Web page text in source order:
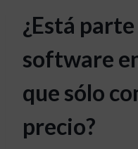
¿Está
software
que sólo
precio?